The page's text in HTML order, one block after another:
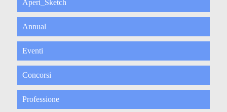
Aperi_Sketch
Annual
Eventi
Concorsi
Professione